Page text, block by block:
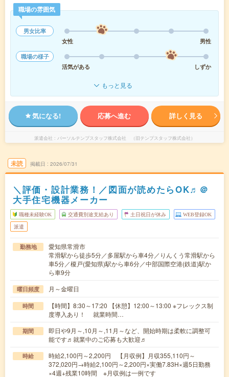
職場の雰囲気
男女比率
女性
男性
職場の様子
活気がある
しずか
もっと見る
気になる! 応募へ進む 詳しく見る
派遣会社 パーソルテンプスタッフ株式会社 （旧テンプスタッフ株式会社）
未読 掲載日 2026/07/31
＼評価・設計業務！／図面が読めたらOK♬＠
大手住宅機器メーカー
職種未経験OK 交通費別途支給あり 土日祝日が休み WEB登録OK
派遣
勤務地
愛知県常滑市
常滑駅から徒歩5分／多屋駅から車4分／りんくう常滑駅から
車5分／榎戸(愛知県)駅から車6分／中部国際空港(鉄道)駅か
ら車9分
曜日頻度 月～金曜日
時間
【時間】8:30～17:20 【休憩】12:00～13:00 ※フレックス制
度導入あり！ 就業時間…
期間
即日や9月～,10月～,11月～など、開始時期は柔軟に調整可
能です♬就業中のご応募も大歓迎♬
時給
時給2,100円～2,200円 【月収例】月収355,110円～
372,020円→時給2,100円～2,200円×実働7.83H×週5日勤務
×4週+残業10時間 ※月収例は一例です